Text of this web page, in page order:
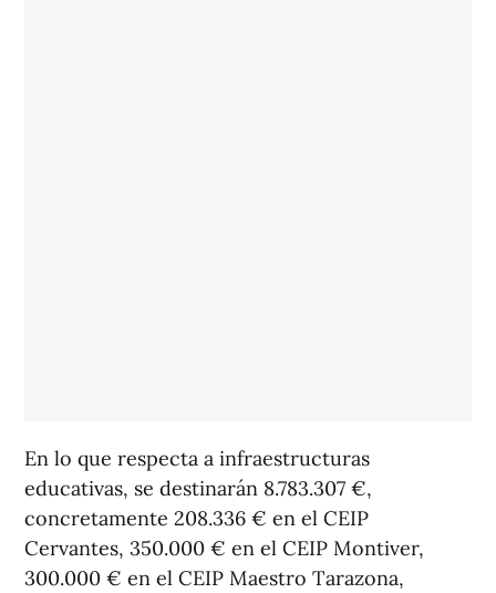
En lo que respecta a infraestructuras
educativas, se destinarán 8.783.307 €,
concretamente 208.336 € en el CEIP
Cervantes, 350.000 € en el CEIP Montiver,
300.000 € en el CEIP Maestro Tarazona,